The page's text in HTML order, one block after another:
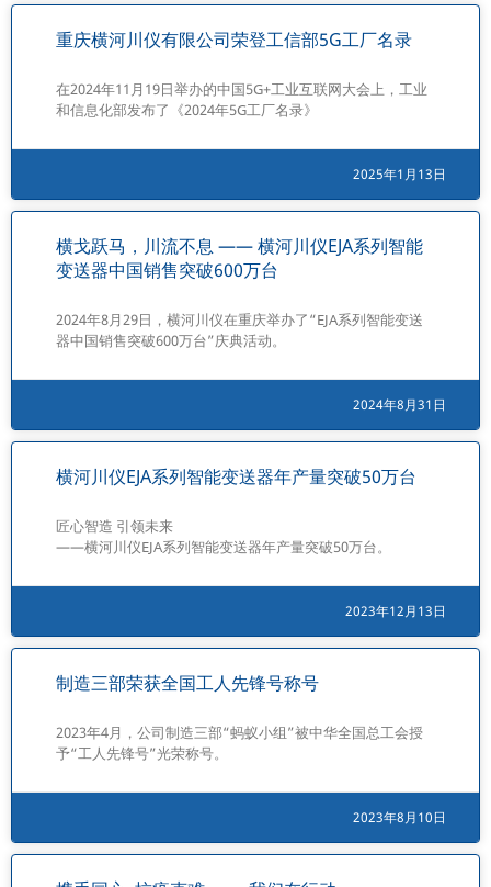
重庆横河川仪有限公司荣登工信部5G工厂名录
在2024年11月19日举办的中国5G+工业互联网大会上，工业
和信息化部发布了《2024年5G工厂名录》
2025年1月13日
横戈跃马，川流不息 —— 横河川仪EJA系列智能
变送器中国销售突破600万台
2024年8月29日，横河川仪在重庆举办了“EJA系列智能变送
器中国销售突破600万台”庆典活动。
2024年8月31日
横河川仪EJA系列智能变送器年产量突破50万台
匠心智造 引领未来
——横河川仪EJA系列智能变送器年产量突破50万台。
2023年12月13日
制造三部荣获全国工人先锋号称号
2023年4月，公司制造三部“蚂蚁小组”被中华全国总工会授
予“工人先锋号”光荣称号。
2023年8月10日